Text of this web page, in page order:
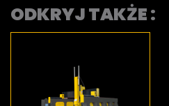
ODKRYJ TAKŻE :